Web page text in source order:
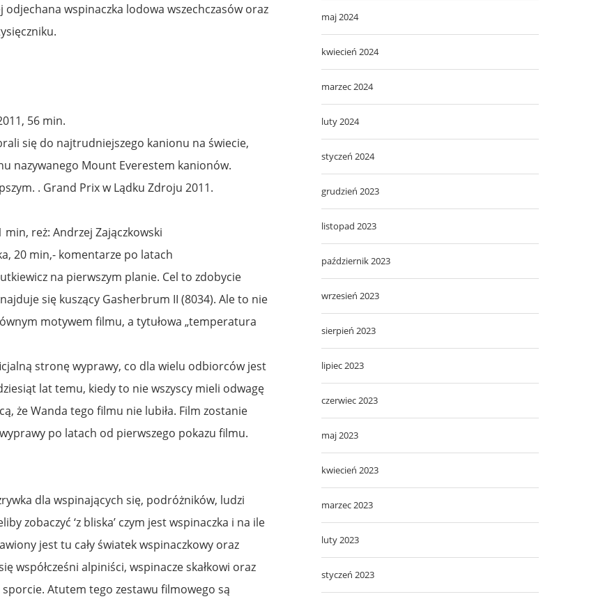
wspinaczka lodowa wszechczasów oraz
56 min.
się do najtrudniejszego kanionu na świecie,
nazywanego Mount Everestem kanionów.
. Grand Prix w Lądku Zdroju 2011.
reż: Andrzej Zajączkowski
20 min,- komentarze po latach
na pierwszym planie. Cel to zdobycie
się kuszący Gasherbrum II (8034). Ale to nie
motywem filmu, a tytułowa „temperatura
stronę wyprawy, co dla wielu odbiorców jest
lat temu, kiedy to nie wszyscy mieli odwagę
że Wanda tego filmu nie lubiła. Film zostanie
po latach od pierwszego pokazu filmu.
dla wspinających się, podróżników, ludzi
zobaczyć ‘z bliska’ czym jest wspinaczka i na ile
jest tu cały światek wspinaczkowy oraz
współcześni alpiniści, wspinacze skałkowi oraz
Atutem tego zestawu filmowego są
maj 2024
kwiecień 2024
marzec 2024
luty 2024
styczeń 2024
grudzień 2023
listopad 2023
październik 2023
wrzesień 2023
sierpień 2023
lipiec 2023
czerwiec 2023
maj 2023
kwiecień 2023
marzec 2023
luty 2023
styczeń 2023